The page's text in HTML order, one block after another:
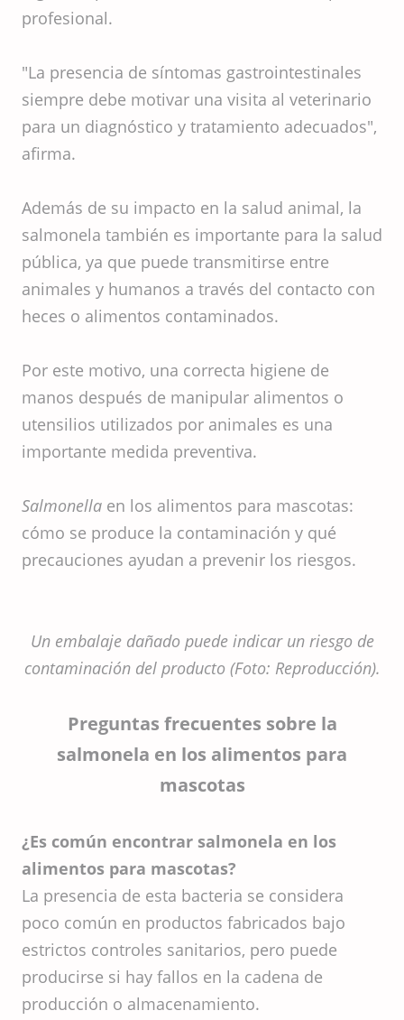
profesional.
"La presencia de síntomas gastrointestinales
siempre debe motivar una visita al veterinario
para un diagnóstico y tratamiento adecuados",
afirma.
Además de su impacto en la salud animal, la
salmonela también es importante para la salud
pública, ya que puede transmitirse entre
animales y humanos a través del contacto con
heces o alimentos contaminados.
Por este motivo, una correcta higiene de
manos después de manipular alimentos o
utensilios utilizados por animales es una
importante medida preventiva.
Salmonella en los alimentos para mascotas:
cómo se produce la contaminación y qué
precauciones ayudan a prevenir los riesgos.
Un embalaje dañado puede indicar un riesgo de
contaminación del producto (Foto: Reproducción).
Preguntas frecuentes sobre la
salmonela en los alimentos para
mascotas
¿Es común encontrar salmonela en los
alimentos para mascotas?
La presencia de esta bacteria se considera
poco común en productos fabricados bajo
estrictos controles sanitarios, pero puede
producirse si hay fallos en la cadena de
producción o almacenamiento.